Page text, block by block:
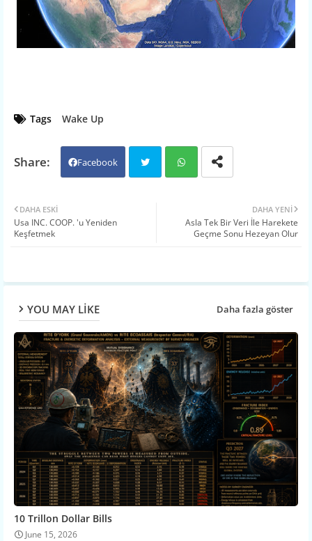
Tags Wake Up
Facebook
atsa
DAHA YENI
Asla Tek Bir Veri İle Harekete
Geçme Sonu Hezeyan Olur
DAHA ESKI
Usa INC. COOP. 'u Yeniden
Keşfetmek
YOU MAY LIKE Daha fazla göster
10 Trillon Dollar Bills
June 15, 2026